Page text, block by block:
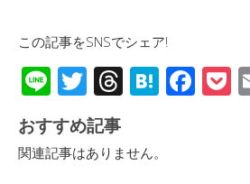
この記事をSNSでシェア!
Li
n
e
T
wi
tt
er
T
hr
e
a
H
at
F
ac
P
o
おすすめ記事
関連記事はありません。